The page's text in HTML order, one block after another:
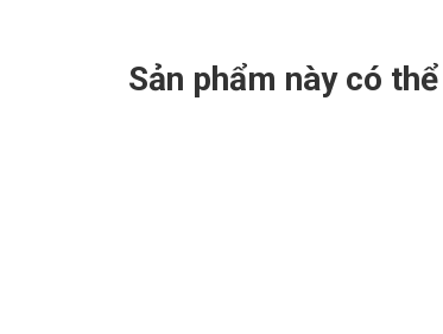
Nhận mã CODE giảm hơn 52% giá
Sản phẩm này có